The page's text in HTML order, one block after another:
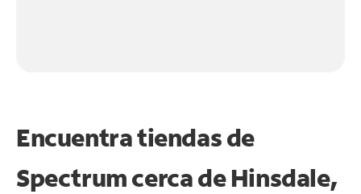
Encuentra tiendas de
Spectrum cerca deHinsdale,